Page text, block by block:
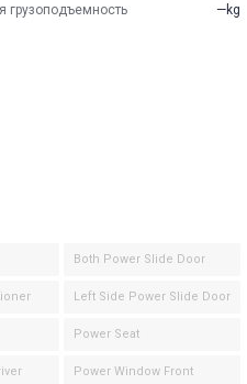
грузоподъемность —kg
Both Power Slide Door
Left Side Power Slide Door
Power Seat
Power Window Front